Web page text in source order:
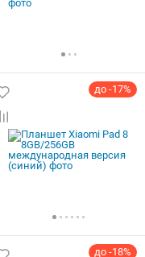
до -17%
до -18%